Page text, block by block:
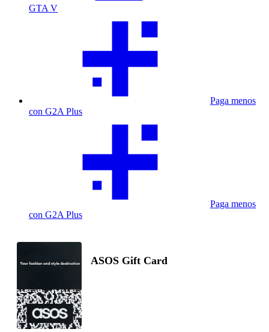
GTA V
Paga menos
con G2A Plus
Paga menos
con G2A Plus
ASOS Gift Card